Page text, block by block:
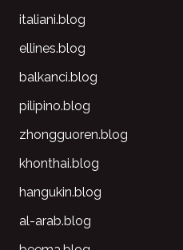
italiani.blog
ellines.blog
balkanci.blog
pilipino.blog
zhongguoren.blog
khonthai.blog
hangukin.blog
al-arab.blog